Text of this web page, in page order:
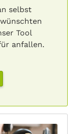
selbst
Tool
anfallen.